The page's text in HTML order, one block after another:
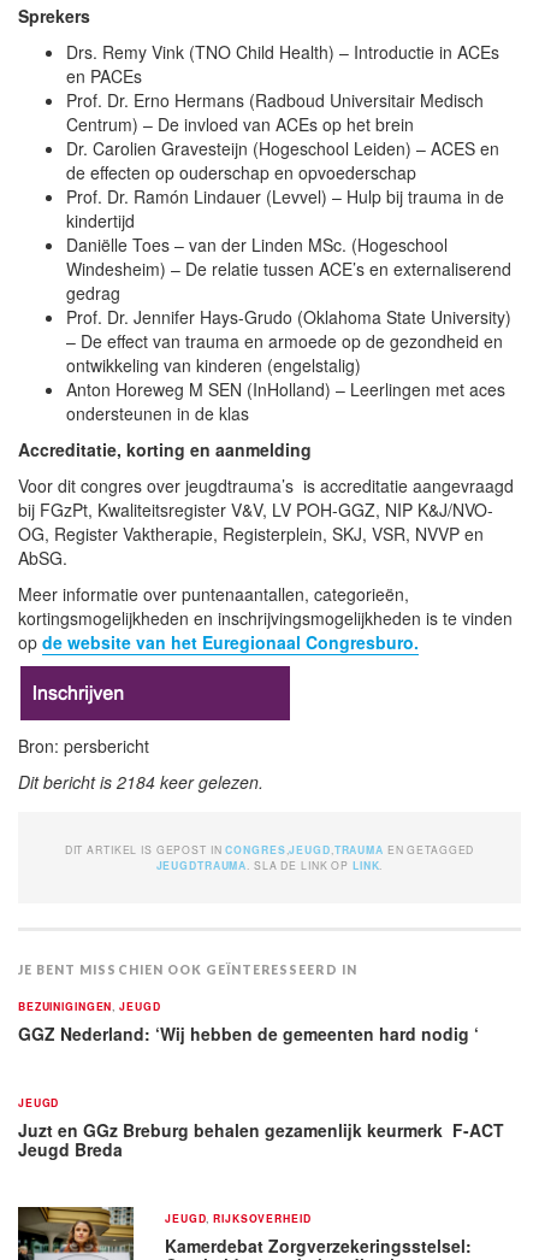
Sprekers
Drs. Remy Vink (TNO Child Health) – Introductie in ACEs
en PACEs
Prof. Dr. Erno Hermans (Radboud Universitair Medisch
Centrum) – De invloed van ACEs op het brein
Dr. Carolien Gravesteijn (Hogeschool Leiden) – ACES en
de effecten op ouderschap en opvoederschap
Prof. Dr. Ramón Lindauer (Levvel) – Hulp bij trauma in de
kindertijd
Daniëlle Toes – van der Linden MSc. (Hogeschool
Windesheim) – De relatie tussen ACE’s en externaliserend
gedrag
Prof. Dr. Jennifer Hays-Grudo (Oklahoma State University)
– De effect van trauma en armoede op de gezondheid en
ontwikkeling van kinderen (engelstalig)
Anton Horeweg M SEN (InHolland) – Leerlingen met aces
ondersteunen in de klas
Accreditatie, korting en aanmelding
Voor dit congres over jeugdtrauma’s is accreditatie aangevraagd
bij FGzPt, Kwaliteitsregister V&V, LV POH-GGZ, NIP K&J/NVO-
OG, Register Vaktherapie, Registerplein, SKJ, VSR, NVVP en
AbSG.
Meer informatie over puntenaantallen, categorieën,
kortingsmogelijkheden en inschrijvingsmogelijkheden is te vinden
op de website van het Euregionaal Congresburo.
Bron: persbericht
Dit bericht is 2184 keer gelezen.
DIT ARTIKEL IS GEPOST INCONGRES ,JEUGD TRAUMA EN GETAGGED
JEUGDTRAUMA . SLA DE LINK OP LINK
JE BENT MISSCHIEN OOK GEÏNTERESSEERD IN
BEZUINIGINGEN ,JEUGD
GGZ Nederland: ‘Wij hebben de gemeenten hard nodig ‘
JEUGD
Juzt en GGz Breburg behalen gezamenlijk keurmerk F-ACT
Jeugd Breda
JEUGD ,RIJKSOVERHEID
Kamerdebat Zorgverzekeringsstelsel: